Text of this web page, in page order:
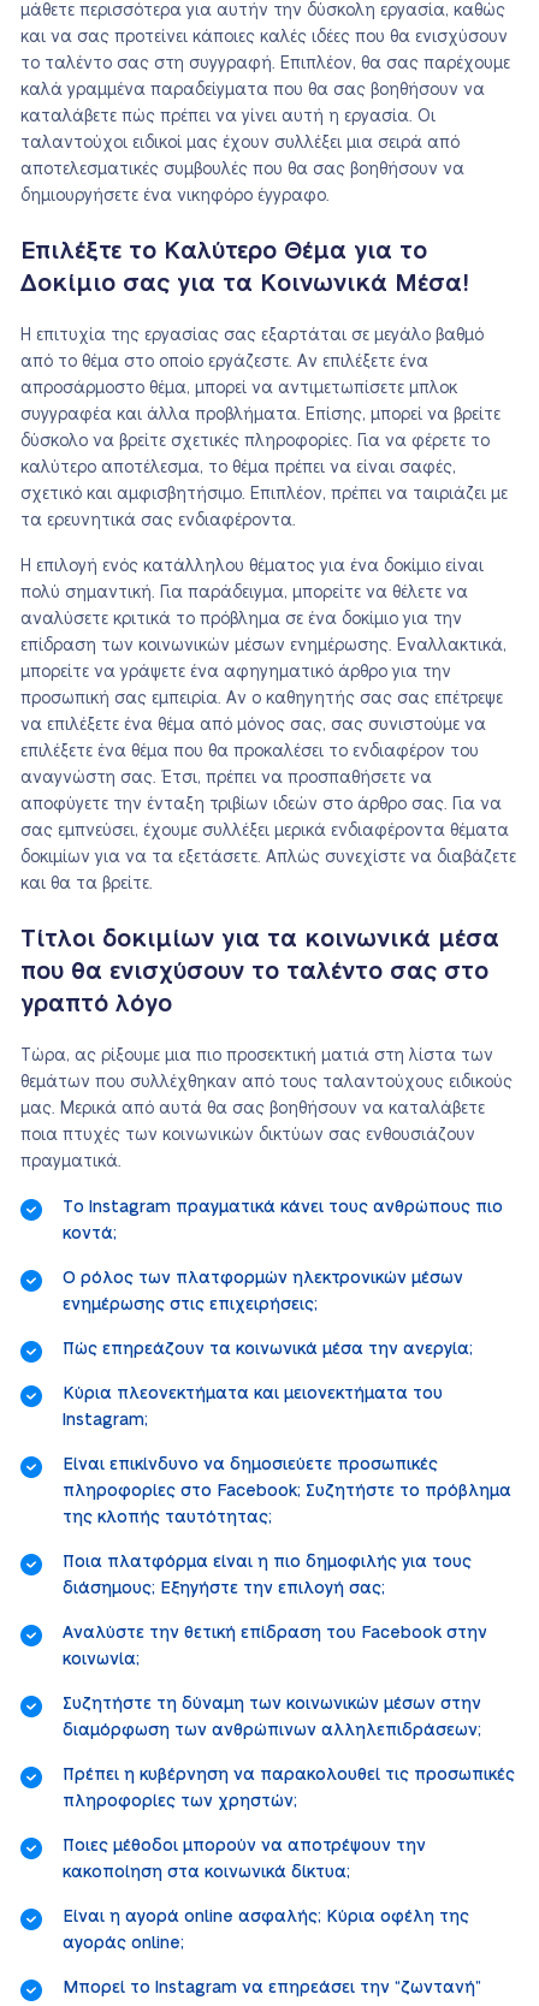
μάθετε περισσότερα για αυτήν την δύσκολη εργασία, καθώς
και να σας προτείνει κάποιες καλές ιδέες που θα ενισχύσουν
το ταλέντο σας στη συγγραφή. Επιπλέον, θα σας παρέχουμε
καλά γραμμένα παραδείγματα που θα σας βοηθήσουν να
καταλάβετε πώς πρέπει να γίνει αυτή η εργασία. Οι
ταλαντούχοι ειδικοί μας έχουν συλλέξει μια σειρά από
αποτελεσματικές συμβουλές που θα σας βοηθήσουν να
δημιουργήσετε ένα νικηφόρο έγγραφο.
Επιλέξτε το Καλύτερο Θέμα για το
Δοκίμιο σας για τα Κοινωνικά Μέσα!
Η επιτυχία της εργασίας σας εξαρτάται σε μεγάλο βαθμό
από το θέμα στο οποίο εργάζεστε. Αν επιλέξετε ένα
απροσάρμοστο θέμα, μπορεί να αντιμετωπίσετε μπλοκ
συγγραφέα και άλλα προβλήματα. Επίσης, μπορεί να βρείτε
δύσκολο να βρείτε σχετικές πληροφορίες. Για να φέρετε το
καλύτερο αποτέλεσμα, το θέμα πρέπει να είναι σαφές,
σχετικό και αμφισβητήσιμο. Επιπλέον, πρέπει να ταιριάζει με
τα ερευνητικά σας ενδιαφέροντα.
Η επιλογή ενός κατάλληλου θέματος για ένα δοκίμιο είναι
πολύ σημαντική. Για παράδειγμα, μπορείτε να θέλετε να
αναλύσετε κριτικά το πρόβλημα σε ένα δοκίμιο για την
επίδραση των κοινωνικών μέσων ενημέρωσης. Εναλλακτικά,
μπορείτε να γράψετε ένα αφηγηματικό άρθρο για την
προσωπική σας εμπειρία. Αν ο καθηγητής σας σας επέτρεψε
να επιλέξετε ένα θέμα από μόνος σας, σας συνιστούμε να
επιλέξετε ένα θέμα που θα προκαλέσει το ενδιαφέρον του
αναγνώστη σας. Έτσι, πρέπει να προσπαθήσετε να
αποφύγετε την ένταξη τριβίων ιδεών στο άρθρο σας. Για να
σας εμπνεύσει, έχουμε συλλέξει μερικά ενδιαφέροντα θέματα
δοκιμίων για να τα εξετάσετε. Απλώς συνεχίστε να διαβάζετε
και θα τα βρείτε.
Τίτλοι δοκιμίων για τα κοινωνικά μέσα
που θα ενισχύσουν το ταλέντο σας στο
γραπτό λόγο
Τώρα, ας ρίξουμε μια πιο προσεκτική ματιά στη λίστα των
θεμάτων που συλλέχθηκαν από τους ταλαντούχους ειδικούς
μας. Μερικά από αυτά θα σας βοηθήσουν να καταλάβετε
ποια πτυχές των κοινωνικών δικτύων σας ενθουσιάζουν
πραγματικά.
Το Instagram πραγματικά κάνει τους ανθρώπους πιο
κοντά;
Ο ρόλος των πλατφορμών ηλεκτρονικών μέσων
ενημέρωσης στις επιχειρήσεις;
Πώς επηρεάζουν τα κοινωνικά μέσα την ανεργία;
Κύρια πλεονεκτήματα και μειονεκτήματα του
Instagram;
Είναι επικίνδυνο να δημοσιεύετε προσωπικές
πληροφορίες στο Facebook; Συζητήστε το πρόβλημα
της κλοπής ταυτότητας;
Ποια πλατφόρμα είναι η πιο δημοφιλής για τους
διάσημους; Εξηγήστε την επιλογή σας;
Αναλύστε την θετική επίδραση του Facebook στην
κοινωνία;
Συζητήστε τη δύναμη των κοινωνικών μέσων στην
διαμόρφωση των ανθρώπινων αλληλεπιδράσεων;
Πρέπει η κυβέρνηση να παρακολουθεί τις προσωπικές
πληροφορίες των χρηστών;
Ποιες μέθοδοι μπορούν να αποτρέψουν την
κακοποίηση στα κοινωνικά δίκτυα;
Είναι η αγορά online ασφαλής; Κύρια οφέλη της
αγοράς online;
Μπορεί το Instagram να επηρεάσει την “ζωντανή”